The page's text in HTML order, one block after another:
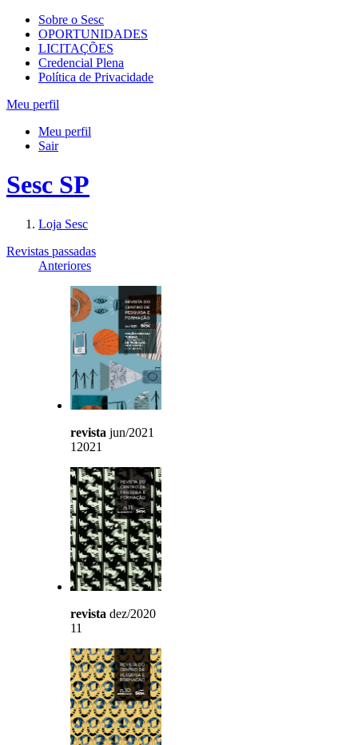
Sobre o Sesc
OPORTUNIDADES
LICITAÇÕES
Credencial Plena
Política de Privacidade
Meu perfil
Meu perfil
Sair
Sesc SP
Loja Sesc
Revistas passadas
Anteriores
revista jun/2021
12021
revista dez/2020
11